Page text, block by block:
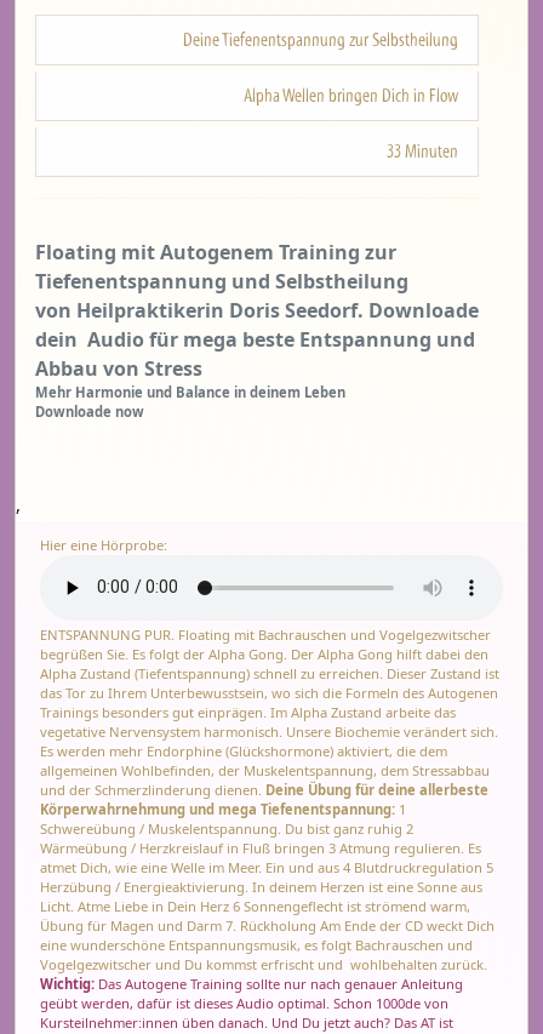
Deine Tiefenentspannung zur Selbstheilung
Alpha Wellen bringen Dich in Flow
33 Minuten
Floating mit Autogenem Training zur
Tiefenentspannung und Selbstheilung
von Heilpraktikerin Doris Seedorf. Downloade
dein Audio für mega beste Entspannung und
Abbau von Stress
Mehr Harmonie und Balance in deinem Leben
Downloade now
‚
Hier eine Hörprobe:
ENTSPANNUNG PUR. Floating mit Bachrauschen und Vogelgezwitscher
begrüßen Sie. Es folgt der Alpha Gong. Der Alpha Gong hilft dabei den
Alpha Zustand (Tiefentspannung) schnell zu erreichen. Dieser Zustand ist
das Tor zu Ihrem Unterbewusstsein, wo sich die Formeln des Autogenen
Trainings besonders gut einprägen. Im Alpha Zustand arbeite das
vegetative Nervensystem harmonisch. Unsere Biochemie verändert sich.
Es werden mehr Endorphine (Glückshormone) aktiviert, die dem
allgemeinen Wohlbefinden, der Muskelentspannung, dem Stressabbau
und der Schmerzlinderung dienen. Deine Übung für deine allerbeste
Körperwahrnehmung und mega Tiefenentspannung: 1
Schwereübung / Muskelentspannung. Du bist ganz ruhig 2
Wärmeübung / Herzkreislauf in Fluß bringen 3 Atmung regulieren. Es
atmet Dich, wie eine Welle im Meer. Ein und aus 4 Blutdruckregulation 5
Herzübung / Energieaktivierung. In deinem Herzen ist eine Sonne aus
Licht. Atme Liebe in Dein Herz 6 Sonnengeflecht ist strömend warm,
Übung für Magen und Darm 7. Rückholung Am Ende der CD weckt Dich
eine wunderschöne Entspannungsmusik, es folgt Bachrauschen und
Vogelgezwitscher und Du kommst erfrischt und wohlbehalten zurück.
Wichtig: Das Autogene Training sollte nur nach genauer Anleitung
geübt werden, dafür ist dieses Audio optimal. Schon 1000de von
Kursteilnehmer:innen üben danach. Und Du jetzt auch? Das AT ist